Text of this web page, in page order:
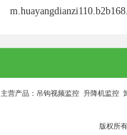
主营产品：吊钩视频监控 升降机监控
版权所